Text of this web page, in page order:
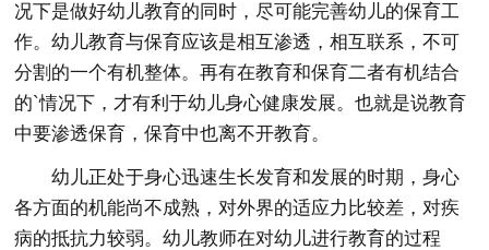
况下是做好幼儿教育的同时，尽可能完善幼儿的保育工
作。幼儿教育与保育应该是相互渗透，相互联系，不可
分割的一个有机整体。再有在教育和保育二者有机结合
的`情况下，才有利于幼儿身心健康发展。也就是说教育
中要渗透保育，保育中也离不开教育。
幼儿正处于身心迅速生长发育和发展的时期，身心
各方面的机能尚不成熟，对外界的适应力比较差，对疾
病的抵抗力较弱。幼儿教师在对幼儿进行教育的过程